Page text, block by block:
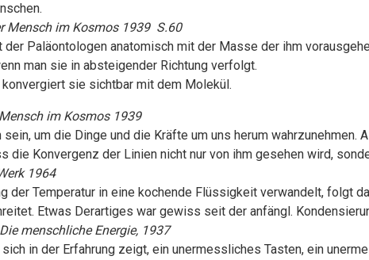
Mensch im Kosmos 1939 S.60
der Paläontologen anatomisch mit der Masse der ihm
man sie in absteigender Richtung verfolgt.
sie sichtbar mit dem Molekül.
im Kosmos 1939
um die Dinge und die Kräfte um uns herum
die Konvergenz der Linien nicht nur von ihm gesehen wird,
1964
der Temperatur in eine kochende Flüssigkeit verwandelt, folgt
Etwas Derartiges war gewiss seit der anfängl.
Die menschliche Energie, 1937
in der Erfahrung zeigt, ein unermessliches Tasten, ein